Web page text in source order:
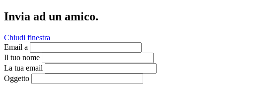
Invia ad un amico.
Chiudi finestra
Email a
Il tuo nome
La tua email
Oggetto